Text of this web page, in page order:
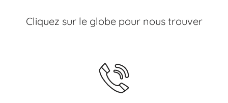
Cliquez sur le globe pour nous trouver